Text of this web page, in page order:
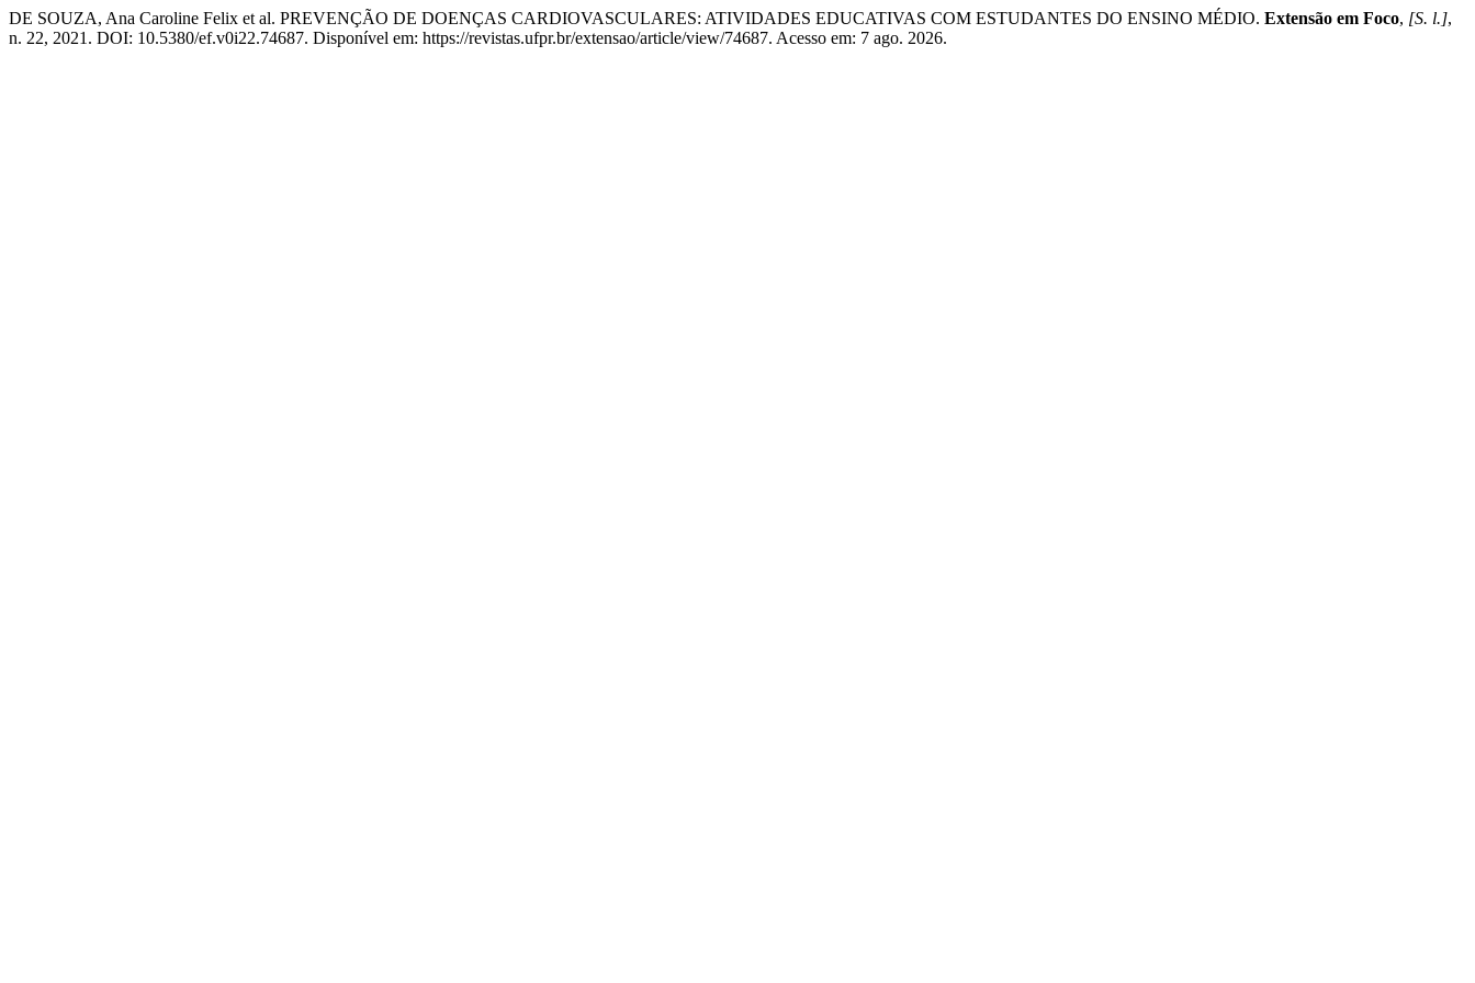
DE SOUZA, Ana Caroline Felix et al. PREVENÇÃO DE DOENÇAS CARDIOVASCULARES: ATIVIDADES EDUCATIVAS COM ESTUDANTES DO ENSINO MÉDIO. Extensão em Foco, [S. l.],
n. 22, 2021. DOI: 10.5380/ef.v0i22.74687. Disponível em: https://revistas.ufpr.br/extensao/article/view/74687. Acesso em: 7 ago. 2026.